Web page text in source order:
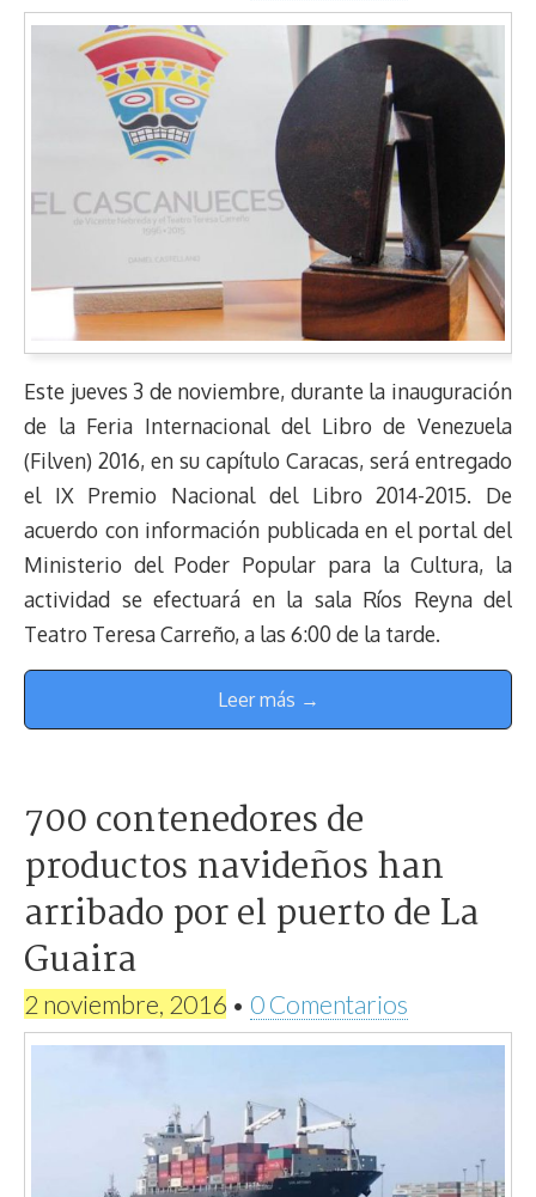
Este jueves 3 de noviembre, durante la inauguración
de la Feria Internacional del Libro de Venezuela
(Filven) 2016, en su capítulo Caracas, será entregado
el IX Premio Nacional del Libro 2014-2015. De
acuerdo con información publicada en el portal del
Ministerio del Poder Popular para la Cultura, la
actividad se efectuará en la sala Ríos Reyna del
Teatro Teresa Carreño, a las 6:00 de la tarde.
Leer más →
700 contenedores de
productos navideños han
arribado por el puerto de La
Guaira
2 noviembre, 2016 • 0 Comentarios